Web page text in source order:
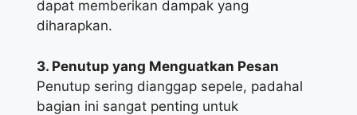
dapat memberikan dampak yang
diharapkan.
3. Penutup yang Menguatkan Pesan
Penutup sering dianggap sepele, padahal
bagian ini sangat penting untuk